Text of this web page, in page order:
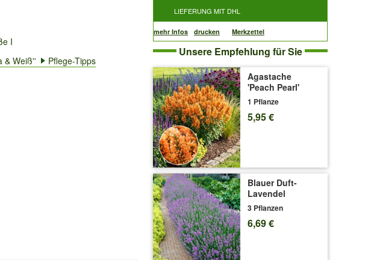
I
& Weiß''
Pflege-Tipps
LIEFERUNG MIT DHL
mehr Infos drucken Merkzettel
Unsere Empfehlung für Sie
Agastache
'Peach Pearl'
1 Pflanze
5,95 €
Blauer Duft-
Lavendel
3 Pflanzen
6,69 €